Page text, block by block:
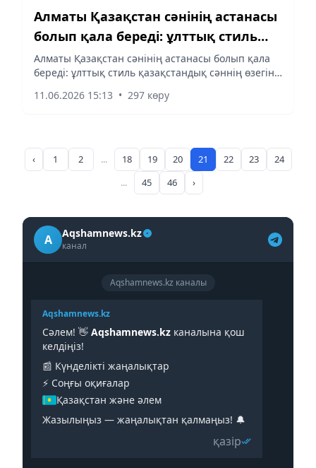
Алматы Қазақстан сәнінің астанасы
болып қала береді: ұлттық стиль
қазақстандық сәннің өзегіне
айналды
Алматы Қазақстан сәнінің астанасы болып қала
береді: ұлттық стиль қазақстандық сәннің өзегіне
11.06.2026 15:13 • 297 көру
‹ 1 2 ... 18 19 20 21 22 23
24
...
45 46 ›
A Aqshamnews.kz
канал
Aqshamnews.kz каналы
Aqshamnews.kz
Сәлем! 👋 Aqshamnews.kz каналына қош
келдіңіз!
📰 Күнделікті жаңалықтар
⚡️ Соңғы оқиғалар
Қазақстан және әлем
Жазылыңыз — жаңалықтан қалмаңыз! 🔔
қазір